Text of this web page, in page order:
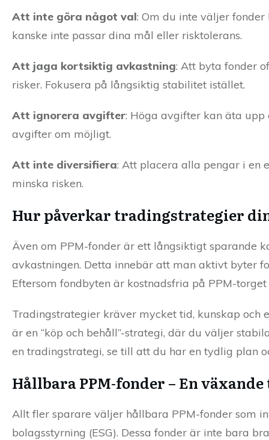
Att inte göra något val: Om du inte väljer
kanske inte passar dina mål eller risktolerans.
Att jaga kortsiktig avkastning: Att byta fonder
risker. Fokusera på långsiktig stabilitet istället.
Att ignorera avgifter: Höga avgifter kan äta
avgifter om möjligt.
Att inte diversifiera: Att placera alla pengar i en
minska risken.
Hur påverkar tradingstrategier
Även om PPM-fonder är ett långsiktigt sparande
avkastningen. Detta innebär att man aktivt byter
Eftersom fondbyten är kostnadsfria på PPM-
Tradingstrategier kräver mycket tid, kunskap och
är en “köp och behåll”-strategi, där du väljer
en tradingstrategi, se till att du har en tydlig plan
Hållbara PPM-fonder – En
Allt fler sparare väljer hållbara PPM-fonder som
bolagsstyrning (ESG). Dessa fonder är inte bara